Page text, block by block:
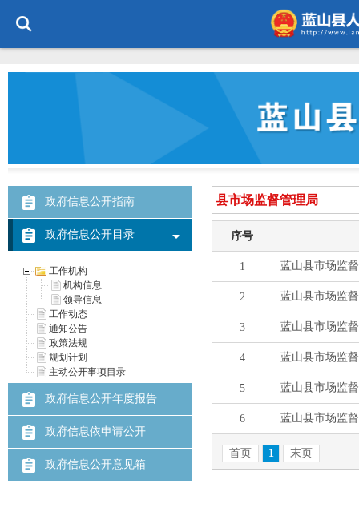
政府信息公开指南
政府信息公开目录
工作机构
机构信息
领导信息
工作动态
通知公告
政策法规
规划计划
主动公开事项目录
政府信息公开年度报告
政府信息依申请公开
政府信息公开意见箱